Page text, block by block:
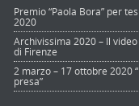
Premio “Paola Bora” per
2020
Archivissima 2020 – Il
di Firenze
2 marzo – 17 ottobre 2020
presa”